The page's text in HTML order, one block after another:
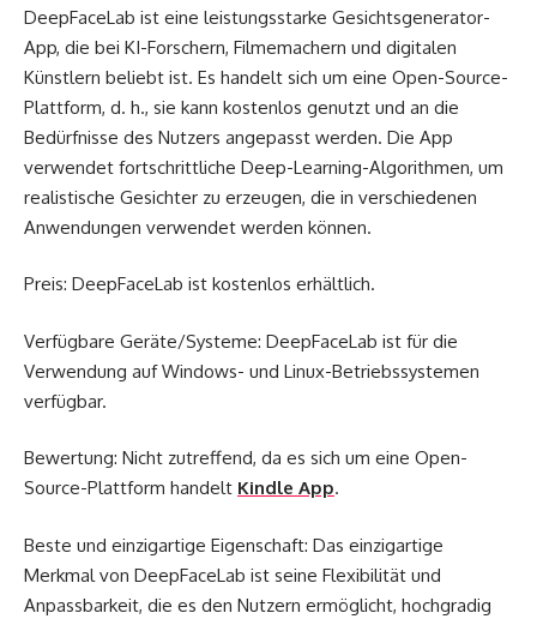
DeepFaceLab ist eine leistungsstarke Gesichtsgenerator-
App, die bei KI-Forschern, Filmemachern und digitalen
Künstlern beliebt ist. Es handelt sich um eine Open-Source-
Plattform, d. h., sie kann kostenlos genutzt und an die
Bedürfnisse des Nutzers angepasst werden. Die App
verwendet fortschrittliche Deep-Learning-Algorithmen, um
realistische Gesichter zu erzeugen, die in verschiedenen
Anwendungen verwendet werden können.
Preis: DeepFaceLab ist kostenlos erhältlich.
Verfügbare Geräte/Systeme: DeepFaceLab ist für die
Verwendung auf Windows- und Linux-Betriebssystemen
verfügbar.
Bewertung: Nicht zutreffend, da es sich um eine Open-
Source-Plattform handelt Kindle App.
Beste und einzigartige Eigenschaft: Das einzigartige
Merkmal von DeepFaceLab ist seine Flexibilität und
Anpassbarkeit, die es den Nutzern ermöglicht, hochgradig